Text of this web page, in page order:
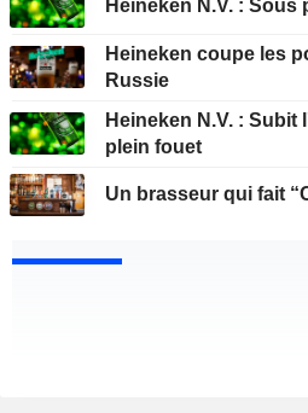
Heineken N.V. : Sous
Heineken coupe les
Russie
Heineken N.V. : Subit
plein fouet
Un brasseur qui fait